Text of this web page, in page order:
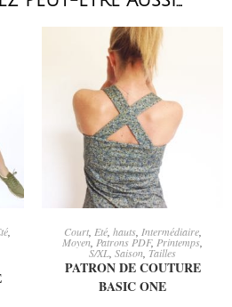
AJOUTER AU PANIER
Court, Eté, hauts, Intermédiaire,
Moyen Patrons PDF, Printemps
S/XL Saison Tailles
PATRON DE COUTURE
BASIC ONE